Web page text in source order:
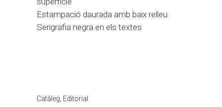
Estampació daurada amb baix relleu
Serigrafia negra en els textes
Catàleg, Editorial